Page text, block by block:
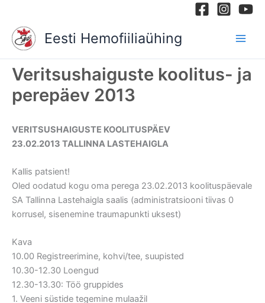
content
Eesti Hemofiiliaühing
Veritsushaiguste koolitus- ja
perepäev 2013
VERITSUSHAIGUSTE KOOLITUSPÄEV
23.02.2013 TALLINNA LASTEHAIGLA
Kallis patsient!
Oled oodatud kogu oma perega 23.02.2013 koolituspäevale
SA Tallinna Lastehaigla saalis (administratsiooni tiivas 0
korrusel, sisenemine traumapunkti uksest)
Kava
10.00 Registreerimine, kohvi/tee, suupisted
10.30-12.30 Loengud
12.30-13.30: Töö gruppides
1. Veeni süstide tegemine mulaažil